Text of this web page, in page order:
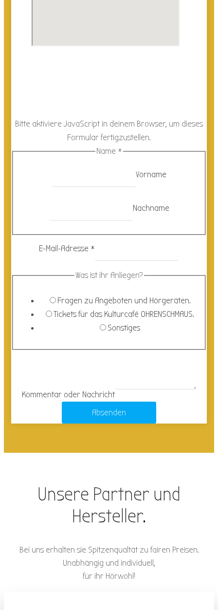
Bitte aktiviere JavaScript in deinem Browser, um dieses
Formular fertigzustellen.
Name *
Vorname
Nachname
E-Mail-Adresse *
Was ist ihr Anliegen?
Fragen zu Angeboten und Hörgeräten.
Tickets für das Kulturcafé OHRENSCHMAUS.
Sonstiges
Kommentar oder Nachricht
Absenden
Unsere Partner und
Hersteller.
Bei uns erhalten sie Spitzenqualtät zu fairen Preisen.
Unabhängig und individuell,
für ihr Hörwohl!